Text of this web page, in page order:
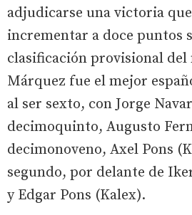
adjudicarse una victoria
incrementar a doce puntos
clasificación provisional
Márquez fue el mejor
al ser sexto, con Jorge
decimoquinto, Augusto
decimonoveno, Axel Pons
segundo, por delante de
y Edgar Pons (Kalex).